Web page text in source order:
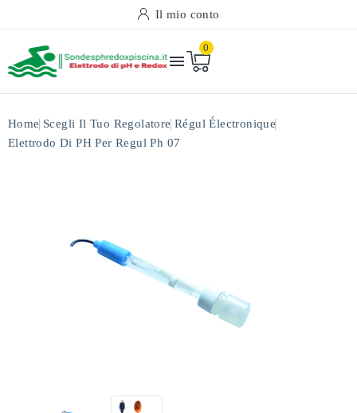
Il mio conto

0
Home Scegli Il Tuo Regolatore Régul Électronique
Elettrodo Di PH Per Regul Ph 07